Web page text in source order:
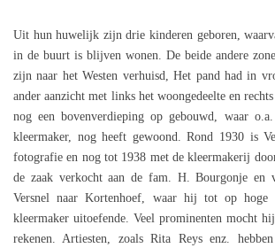
Uit hun huwelijk zijn drie kinderen geboren,
in de buurt is blijven wonen. De beide andere
zijn naar het Westen verhuisd, Het pand had in
ander aanzicht met links het woongedeelte en
nog een bovenverdieping op gebouwd, waar
kleermaker, nog heeft gewoond. Rond 1930 is
fotografie en nog tot 1938 met de kleermakerij
de zaak verkocht aan de fam. H. Bourgonje en
Versnel naar Kortenhoef, waar hij tot op
kleermaker uitoefende. Veel prominenten mocht
rekenen. Artiesten, zoals Rita Reys enz.